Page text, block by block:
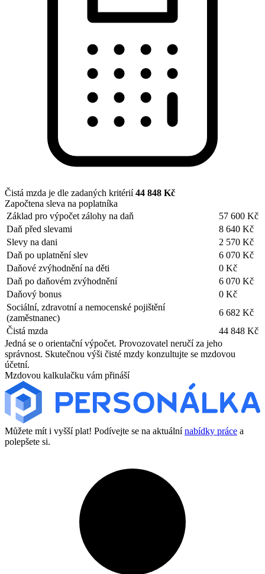
Čistá mzda je dle zadaných kritérií44 848 Kč
Započtena sleva na poplatníka
Základ pro výpočet zálohy na daň
57 600 Kč
Daň před slevami
8 640 Kč
Slevy na dani
2 570 Kč
Daň po uplatnění slev
6 070 Kč
Daňové zvýhodnění na děti
0 Kč
Daň po daňovém zvýhodnění
6 070 Kč
Daňový bonus
0 Kč
Sociální, zdravotní a nemocenské pojištění
(zaměstnanec)
6 682 Kč
Čistá mzda
44 848 Kč
Jedná se o orientační výpočet. Provozovatel neručí za jeho
správnost. Skutečnou výši čisté mzdy konzultujte se mzdovou
účetní.
Mzdovou kalkulačku vám přináší
Můžete mít i vyšší plat! Podívejte se na aktuálnínabídky práce a
polepšete si.